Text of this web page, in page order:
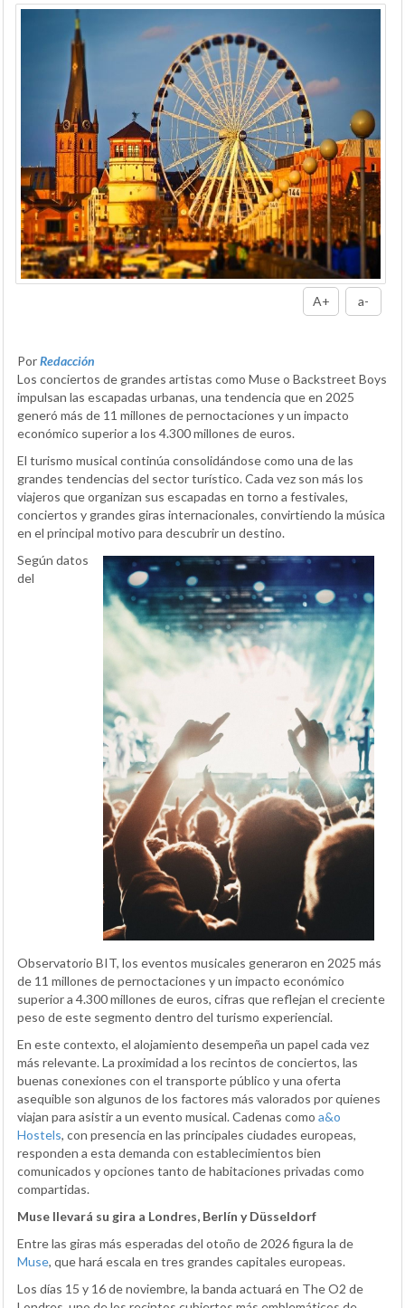
A+ a-
PorRedacción
Los conciertos de grandes artistas como Muse o Backstreet Boys
impulsan las escapadas urbanas, una tendencia que en 2025
generó más de 11 millones de pernoctaciones y un impacto
económico superior a los 4.300 millones de euros.
El turismo musical continúa consolidándose como una de las
grandes tendencias del sector turístico. Cada vez son más los
viajeros que organizan sus escapadas en torno a festivales,
conciertos y grandes giras internacionales, convirtiendo la música
en el principal motivo para descubrir un destino.
Según datos
del
Observatorio BIT, los eventos musicales generaron en 2025 más
de 11 millones de pernoctaciones y un impacto económico
superior a 4.300 millones de euros, cifras que reflejan el creciente
peso de este segmento dentro del turismo experiencial.
En este contexto, el alojamiento desempeña un papel cada vez
más relevante. La proximidad a los recintos de conciertos, las
buenas conexiones con el transporte público y una oferta
asequible son algunos de los factores más valorados por quienes
viajan para asistir a un evento musical. Cadenas como a&o
Hostels, con presencia en las principales ciudades europeas,
responden a esta demanda con establecimientos bien
comunicados y opciones tanto de habitaciones privadas como
compartidas.
Muse llevará su gira a Londres, Berlín y Düsseldorf
Entre las giras más esperadas del otoño de 2026 figura la de
Muse, que hará escala en tres grandes capitales europeas.
Los días 15 y 16 de noviembre, la banda actuará en The O2 de